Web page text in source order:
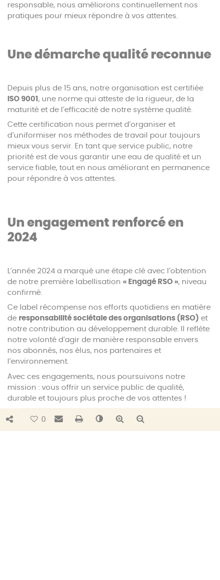
Bouton de partage
0 Envoyer par e-mail
ImprimerChanger le contraste
Agrandir le texte
responsable, nous améliorons continuellement nos
pratiques pour mieux répondre à vos attentes.
Une démarche qualité reconnue
Depuis plus de 15 ans, notre organisation est certifiée
ISO 9001 , une norme qui atteste de la rigueur, de la
maturité et de l’efficacité de notre système qualité.
Cette certification nous permet d’organiser et
d’uniformiser nos méthodes de travail pour toujours
mieux vous servir. En tant que service public, notre
priorité est de vous garantir une eau de qualité et un
service fiable, tout en nous améliorant en permanence
pour répondre à vos attentes.
Un engagement renforcé en
2024
L’année 2024 a marqué une étape clé avec l’obtention
de notre première labellisation « Engagé RSO », niveau
confirmé.
Ce label récompense nos efforts quotidiens en matière
de responsabilité sociétale des organisations (RSO) et
notre contribution au développement durable. Il reflète
notre volonté d’agir de manière responsable envers
nos abonnés, nos élus, nos partenaires et
l’environnement.
Avec ces engagements, nous poursuivons notre
mission : vous offrir un service public de qualité,
durable et toujours plus proche de vos attentes !
C’est ensemble que nous gérons l’essentiel et le
durable !